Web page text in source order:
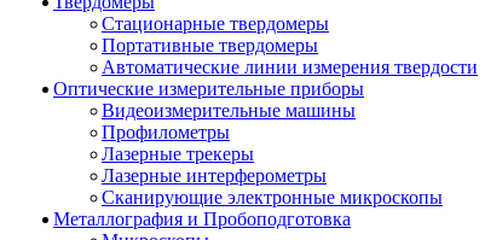
Стационарные твердомеры
Портативные твердомеры
Автоматические линии измерения твердости
Оптические измерительные приборы
Видеоизмерительные машины
Профилометры
Лазерные трекеры
Лазерные интерферометры
Сканирующие электронные микроскопы
Металлография и Пробоподготовка